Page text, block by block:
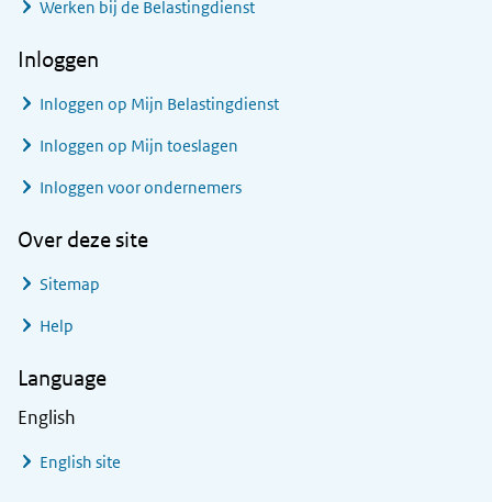
Werken bij de Belastingdienst
Inloggen
Inloggen op Mijn Belastingdienst
Inloggen op Mijn toeslagen
Inloggen voor ondernemers
Over deze site
Sitemap
Help
Language
English
English site